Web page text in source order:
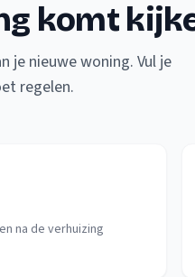
komt
je nieuwe woning. Vul je
regelen.
na de verhuizing